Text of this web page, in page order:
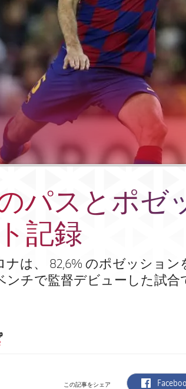
パスとポゼ
記録
ナは、 82,6% のポゼッショ
ンチで監督デビューした試合
この記事をシェア